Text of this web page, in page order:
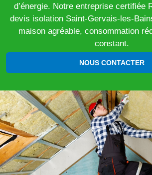
d’énergie. Notre entreprise certifiée
devis isolation Saint-Gervais-les-
maison agréable, consommation
constant.
NOUS CONTACTER